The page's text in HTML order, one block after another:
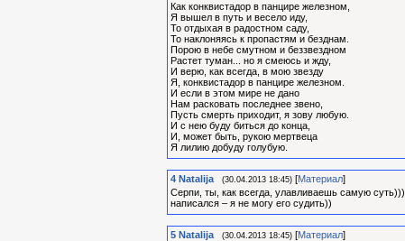
Как конквистадор в панцире железном,
Я вышел в путь и весело иду,
То отдыхая в радостном саду,
То наклоняясь к пропастям и безднам.
Порою в небе смутном и беззвездном
Растет туман... но я смеюсь и жду,
И верю, как всегда, в мою звезду
Я, конквистадор в панцире железном.
И если в этом мире не дано
Нам расковать последнее звено,
Пусть смерть приходит, я зову любую.
И с нею буду биться до конца,
И, может быть, рукою мертвеца
Я лилию добуду голубую.
4 Natalija (30.04.2013 18:45) [Материал]
Серпи, ты, как всегда, улавливаешь самую
написался – я не могу его судить))
5 Natalija (30.04.2013 18:45) [Материал]